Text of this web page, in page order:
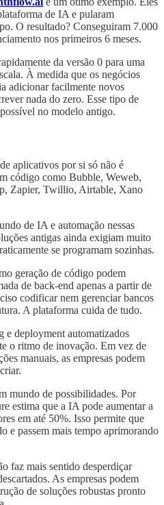
de IA e pularam
O resultado? Conseguiram 7.000
nos primeiros 6 meses.
da versão 0 para uma
À medida que os negócios
adicionar facilmente novos
nada do zero. Esse tipo de
no modelo antigo.
aplicativos por si só não é
código como Bubble, Weweb,
Zapier, Twillio, Airtable, Xano
de IA e automação nessas
antigas ainda exigiam muito
se programam sozinhas.
geração de código podem
de back-end apenas a partir de
codificar nem gerenciar bancos
A plataforma cuida de tudo.
e deployment automatizados
o ritmo de inovação. Em vez de
manuais, as empresas podem
mundo de possibilidades. Por
estima que a IA pode aumentar a
em até 50%. Isso permite que
e passem mais tempo aprimorando
faz mais sentido desperdiçar
As empresas podem
de soluções robustas pronto